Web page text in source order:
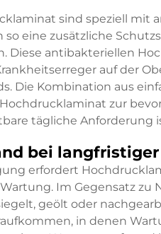
sind speziell mit
eine zusätzliche
Diese antibakteriellen
auf der
Die Kombination aus
zur
tägliche Anforderung
bei
erfordert
Im Gegensatz zu
geölt oder
in denen